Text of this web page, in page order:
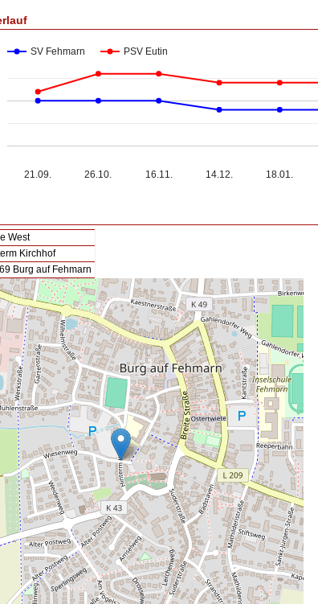
SV Fehmarn PSV Eutin
21.09. 26.10. 16.11. 14.12. 18.01.
West
Kirchhof
Burg auf Fehmarn